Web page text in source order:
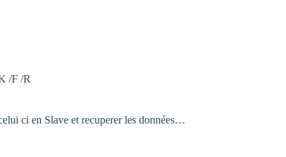
/F /R
ci en Slave et recuperer les données…